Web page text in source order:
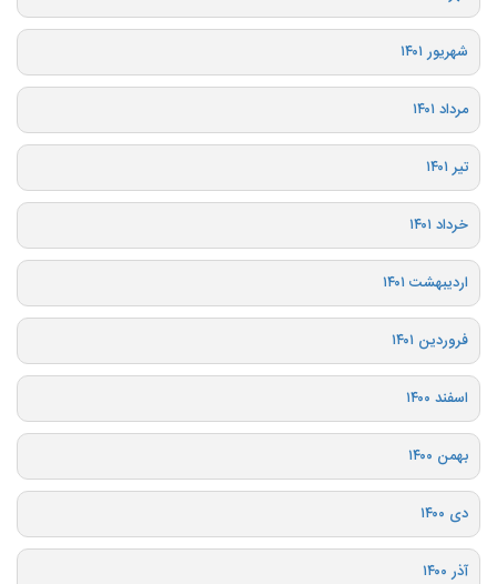
شهریور ۱۴۰۱
مرداد ۱۴۰۱
تیر ۱۴۰۱
خرداد ۱۴۰۱
اردیبهشت ۱۴۰۱
فروردین ۱۴۰۱
اسفند ۱۴۰۰
بهمن ۱۴۰۰
دی ۱۴۰۰
آذر ۱۴۰۰